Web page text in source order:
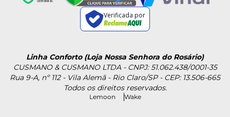
Verificada por
Linha Conforto (Loja Nossa Senhora do Rosário)
CUSMANO & CUSMANO LTDA - CNPJ: 51.062.438/0001-35
Rua 9-A, nº 112 - Vila Alemã - Rio Claro/SP - CEP: 13.506-665
Todos os direitos reservados.
Lemoon Wake